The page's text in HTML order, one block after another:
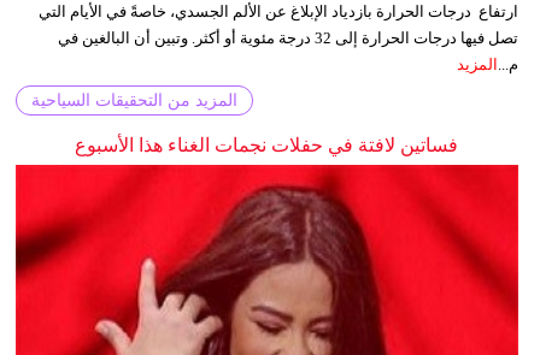
ارتفاع درجات الحرارة بازدياد الإبلاغ عن الألم الجسدي، خاصةً في الأيام التي
تصل فيها درجات الحرارة إلى 32 درجة مئوية أو أكثر. وتبين أن البالغين في
م...
المزيد
المزيد من التحقيقات السياحية
فساتين لافتة في حفلات نجمات الغناء هذا الأسبوع